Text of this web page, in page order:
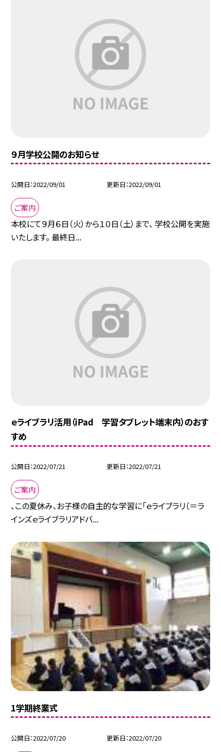
９月学校公開のお知らせ
公開日 2022/09/01 更新日 2022/09/01
ご案内
本校にて９月６日（火）から１０日（土）まで、 学校公開を実施
いたします。 最終日...
ｅライブラリ活用（iPad 学習タブレット端末内）のおす
すめ
公開日 2022/07/21 更新日 2022/07/21
ご案内
、この夏休み、お子様の自主的な学習に「ｅライブラリ（＝ラ
インズｅライブラリアドバ...
1学期終業式
公開日 2022/07/20 更新日 2022/07/20